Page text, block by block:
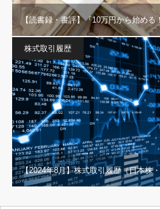
【読書録・書評】『10万円から始め
株式取引履歴
【2024年8月】株式取引履歴（日本株